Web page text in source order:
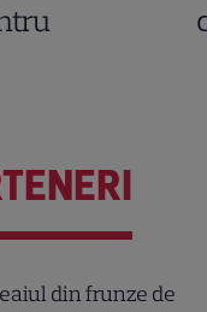
din frunze de